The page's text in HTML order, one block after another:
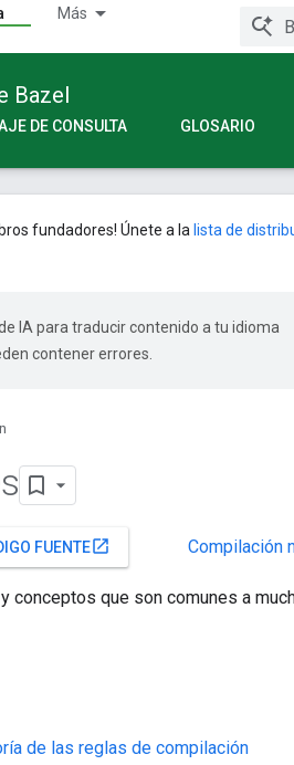
Más
Bazel
DE CONSULTA GLOSARIO
fundadores! Únete a la lista de
IA para traducir contenido a tu idioma
contener errores.
FUENTEopen_in_new Compilación
conceptos que son comunes a
de las reglas de compilación